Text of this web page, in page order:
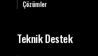
Çözümler
Teknik Destek